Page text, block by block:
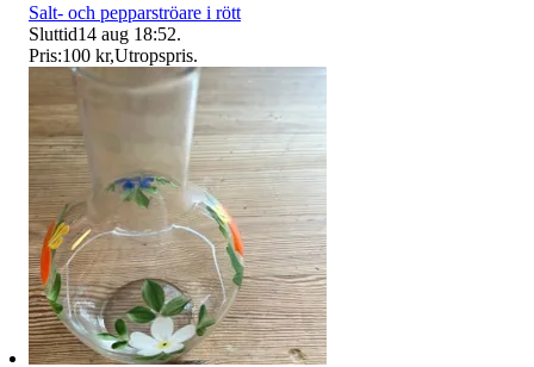
Salt- och pepparströare i rött
Sluttid14 aug 18:52.
Pris:100 kr,Utropspris.